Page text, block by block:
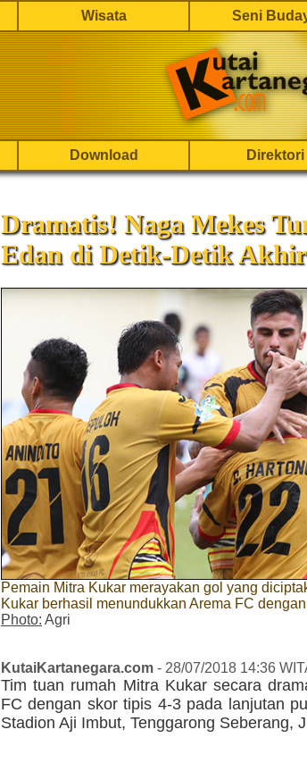
Wisata Seni
Download Direktori
Dramatis! Naga Mekes
Edan di Detik-Detik Akhir
Pemain Mitra Kukar merayakan gol yang
Kukar berhasil menundukkan Arema FC
Photo: Agri
KutaiKartanegara.com - 28/07/2018 14:36
Tim tuan rumah Mitra Kukar secara
FC dengan skor tipis 4-3 pada lanjutan
Stadion Aji Imbut, Tenggarong Seberang,